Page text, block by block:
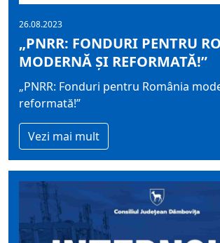
26.08.2023
„PNRR: FONDURI PENTRU
MODERNĂ ȘI REFORMATĂ!”
„PNRR: Fonduri pentru România
reformată!”
Vezi mai mult